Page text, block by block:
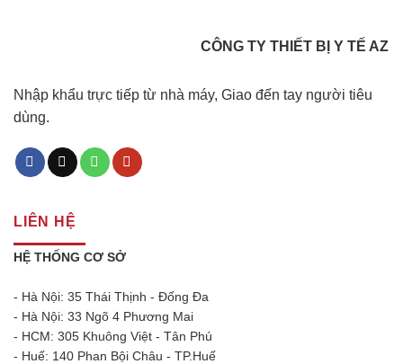
CÔNG TY THIẾT BỊ Y TẾ AZ
Nhập khẩu trực tiếp từ nhà máy, Giao đến tay người tiêu
dùng.
LIÊN HỆ
HỆ THỐNG CƠ SỞ
- Hà Nội: 35 Thái Thịnh - Đống Đa
- Hà Nội: 33 Ngõ 4 Phương Mai
- HCM: 305 Khuông Việt - Tân Phú
- Huế: 140 Phan Bội Châu - TP.Huế